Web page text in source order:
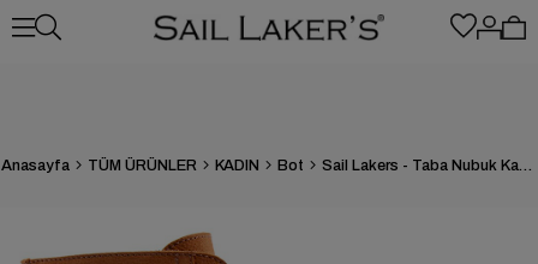
Anasayfa TÜM ÜRÜNLER KADIN Bot Sail Lakers - Taba Nubuk Kadın Bot